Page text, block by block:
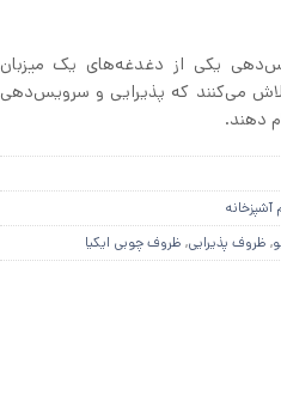
یکی از دغدغه‌های یک میزبان
می‌کنند که پذیرایی و سرویس‌دهی
دهند.
آشپزخانه
, ظروف پذیرایی, ظروف چوبی ایکیا